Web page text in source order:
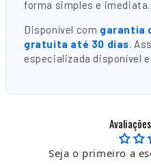
forma simples e imediata.
Disponível com garantia
gratuita até 30 dias.
especializada disponível
Seja o primeiro a